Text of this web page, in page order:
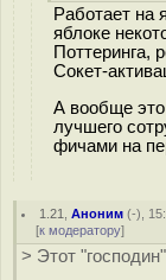
Работает на
яблоке
Поттеринга,
Сокет-
А вообще
лучшего
фичами на
1.21 ,Аноним (-),
[к модератору]
> Этот